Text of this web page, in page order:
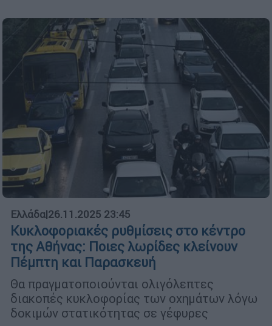
Ελλάδα|26.11.2025 23:45
Κυκλοφοριακές ρυθμίσεις στο κέντρο
της Αθήνας: Ποιες λωρίδες κλείνουν
Πέμπτη και Παρασκευή
Θα πραγματοποιούνται ολιγόλεπτες
διακοπές κυκλοφορίας των οχημάτων λόγω
δοκιμών στατικότητας σε γέφυρες